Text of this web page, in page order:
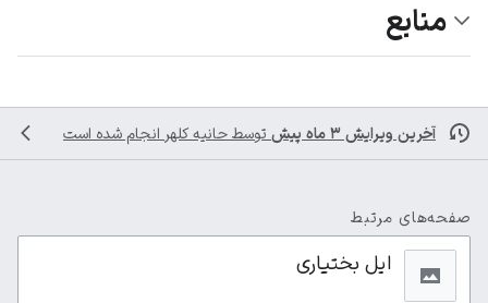
منابع
آخرین ویرایش ۳ ماه پیش توسط حانیه کلهر انجام شده است
صفحه‌های مرتبط
ایل بختیاری